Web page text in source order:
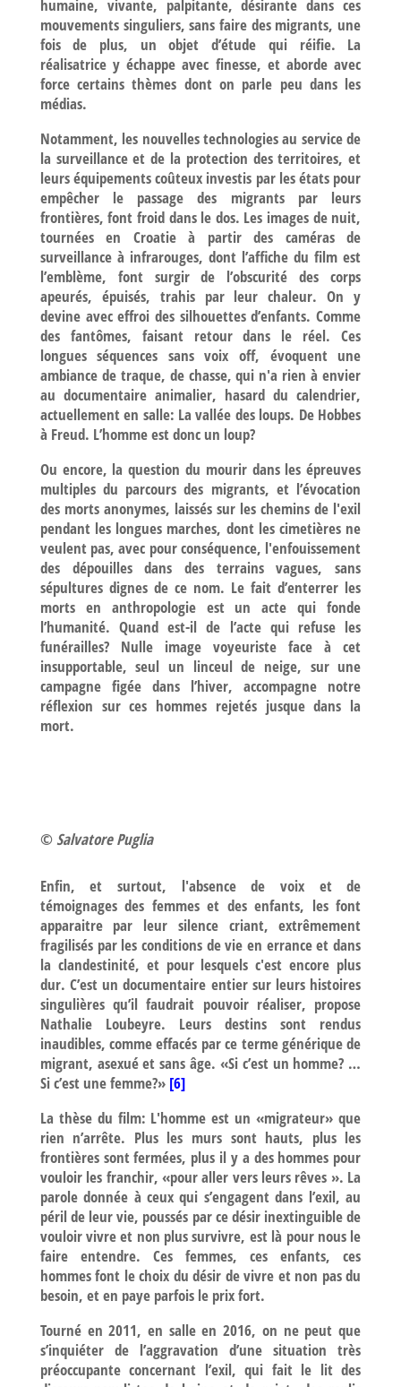
humaine, vivante, palpitante, désirante dans ces
mouvements singuliers, sans faire des migrants, une
fois de plus, un objet d’étude qui réifie. La
réalisatrice y échappe avec finesse, et aborde avec
force certains thèmes dont on parle peu dans les
médias.
Notamment, les nouvelles technologies au service de
la surveillance et de la protection des territoires, et
leurs équipements coûteux investis par les états pour
empêcher le passage des migrants par leurs
frontières, font froid dans le dos. Les images de nuit,
tournées en Croatie à partir des caméras de
surveillance à infrarouges, dont l’affiche du film est
l’emblème, font surgir de l’obscurité des corps
apeurés, épuisés, trahis par leur chaleur. On y
devine avec effroi des silhouettes d’enfants. Comme
des fantômes, faisant retour dans le réel. Ces
longues séquences sans voix off, évoquent une
ambiance de traque, de chasse, qui n'a rien à envier
au documentaire animalier, hasard du calendrier,
actuellement en salle: La vallée des loups. De Hobbes
à Freud. L’homme est donc un loup?
Ou encore, la question du mourir dans les épreuves
multiples du parcours des migrants, et l’évocation
des morts anonymes, laissés sur les chemins de l'exil
pendant les longues marches, dont les cimetières ne
veulent pas, avec pour conséquence, l'enfouissement
des dépouilles dans des terrains vagues, sans
sépultures dignes de ce nom. Le fait d’enterrer les
morts en anthropologie est un acte qui fonde
l’humanité. Quand est-il de l’acte qui refuse les
funérailles? Nulle image voyeuriste face à cet
insupportable, seul un linceul de neige, sur une
campagne figée dans l’hiver, accompagne notre
réflexion sur ces hommes rejetés jusque dans la
mort.
©Salvatore Puglia
Enfin, et surtout, l'absence de voix et de
témoignages des femmes et des enfants, les font
apparaitre par leur silence criant, extrêmement
fragilisés par les conditions de vie en errance et dans
la clandestinité, et pour lesquels c'est encore plus
dur. C’est un documentaire entier sur leurs histoires
singulières qu’il faudrait pouvoir réaliser, propose
Nathalie Loubeyre. Leurs destins sont rendus
inaudibles, comme effacés par ce terme générique de
migrant, asexué et sans âge. «Si c’est un homme? …
Si c’est une femme?» [6]
La thèse du film: L'homme est un «migrateur» que
rien n’arrête. Plus les murs sont hauts, plus les
frontières sont fermées, plus il y a des hommes pour
vouloir les franchir, «pour aller vers leurs rêves ». La
parole donnée à ceux qui s’engagent dans l’exil, au
péril de leur vie, poussés par ce désir inextinguible de
vouloir vivre et non plus survivre, est là pour nous le
faire entendre. Ces femmes, ces enfants, ces
hommes font le choix du désir de vivre et non pas du
besoin, et en paye parfois le prix fort.
Tourné en 2011, en salle en 2016, on ne peut que
s’inquiéter de l’aggravation d’une situation très
préoccupante concernant l’exil, qui fait le lit des